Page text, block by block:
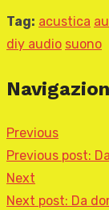
Tag: acustica
diy audio suono
Previous
Previous post:
Next
Next post: Da